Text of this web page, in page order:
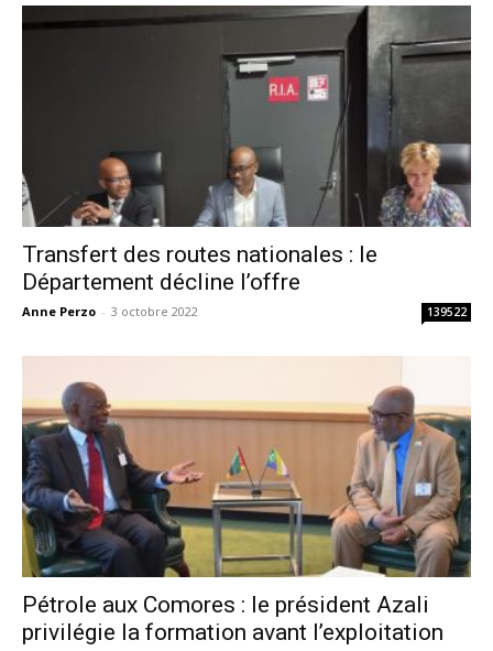
Transfert des routes nationales : le
Département décline l’offre
Anne Perzo - 3 octobre 2022 139522
Pétrole aux Comores : le président Azali
privilégie la formation avant l’exploitation